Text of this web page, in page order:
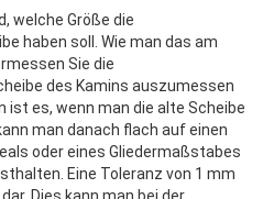
welche Größe die
haben soll. Wie man das am
Sie die
des Kamins auszumessen
es, wenn man die alte Scheibe
man danach flach auf einen
oder eines Gliedermaßstabes
Eine Toleranz von 1 mm
Dies kann man bei der